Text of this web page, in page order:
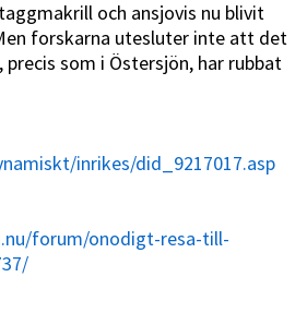
och ansjovis nu blivit
forskarna utesluter inte att det
som i Östersjön, har rubbat
inrikes/did_9217017.asp
forum/onodigt-resa-till-